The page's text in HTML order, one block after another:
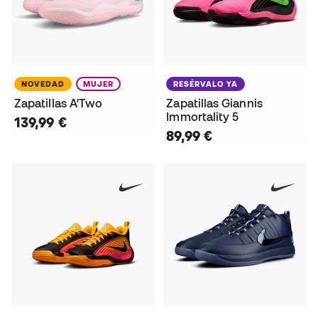
NOVEDAD MUJER
Zapatillas A'Two
139,99 €
RESÉRVALO YA
Zapatillas Giannis
Immortality 5
89,99 €